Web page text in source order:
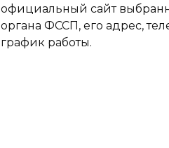
официальный сайт
органа ФССП, его адрес,
график работы.